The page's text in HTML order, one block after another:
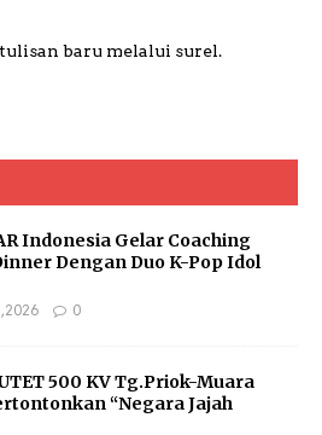
baru melalui surel.
Indonesia Gelar Coaching
Dengan Duo K-Pop Idol
2026 0
500 KV Tg.Priok-Muara
“Negara Jajah